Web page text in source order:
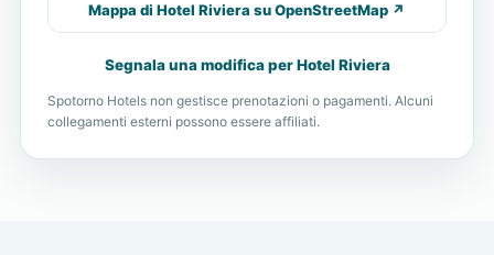
Mappa di Hotel Riviera su OpenStreetMap ↗
Segnala una modifica per Hotel Riviera
Spotorno Hotels non gestisce prenotazioni o pagamenti. Alcuni
collegamenti esterni possono essere affiliati.